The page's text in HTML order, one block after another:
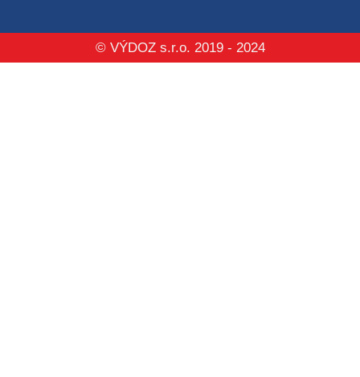
© VÝDOZ s.r.o. 2019 - 2024